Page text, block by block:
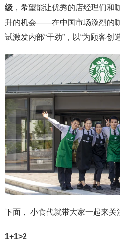
级 ，希望能让优秀的店经理们和
升的机会——在中国市场激烈的
试激发内部“干劲”，以“为顾客创
下面， 小食代就带大家一起来关
1+1>2